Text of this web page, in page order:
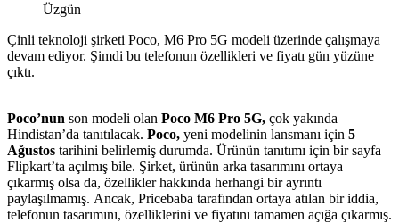
Üzgün
Çinli teknoloji şirketi Poco, M6 Pro 5G modeli üzerinde çalışmaya
devam ediyor. Şimdi bu telefonun özellikleri ve fiyatı gün yüzüne
çıktı.
Poco’nun son modeli olan Poco M6 Pro 5G, çok yakında
Hindistan’da tanıtılacak. Poco, yeni modelinin lansmanı için 5
Ağustos tarihini belirlemiş durumda. Ürünün tanıtımı için bir sayfa
Flipkart’ta açılmış bile. Şirket, ürünün arka tasarımını ortaya
çıkarmış olsa da, özellikler hakkında herhangi bir ayrıntı
paylaşılmamış. Ancak, Pricebaba tarafından ortaya atılan bir iddia,
telefonun tasarımını, özelliklerini ve fiyatını tamamen açığa çıkarmış.